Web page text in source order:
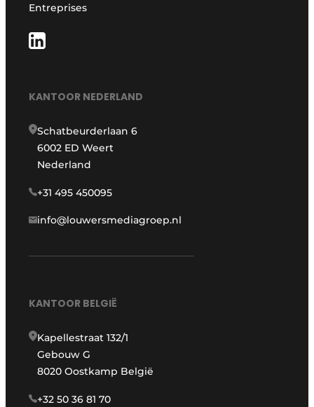
Entreprises
KANTOOR NEDERLAND
Schatbeurderlaan 6
6002 ED Weert
Nederland
+31 495 450095
info@louwersmediagroep.nl
KANTOOR BELGIË
Kapellestraat 132/1
Gebouw G
8020 Oostkamp België
+32 50 36 81 70